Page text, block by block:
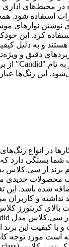
در محیط‌های
استفاده شود.
نوشتن نوارهای
کرد. این
و به دلیل
دقیق و
این رنگ‌ها
در انواع
شما بستگی دارد
شده باشد. این
و کاربران
بالای کریتورز
با کیفیت این
است مورد توجه